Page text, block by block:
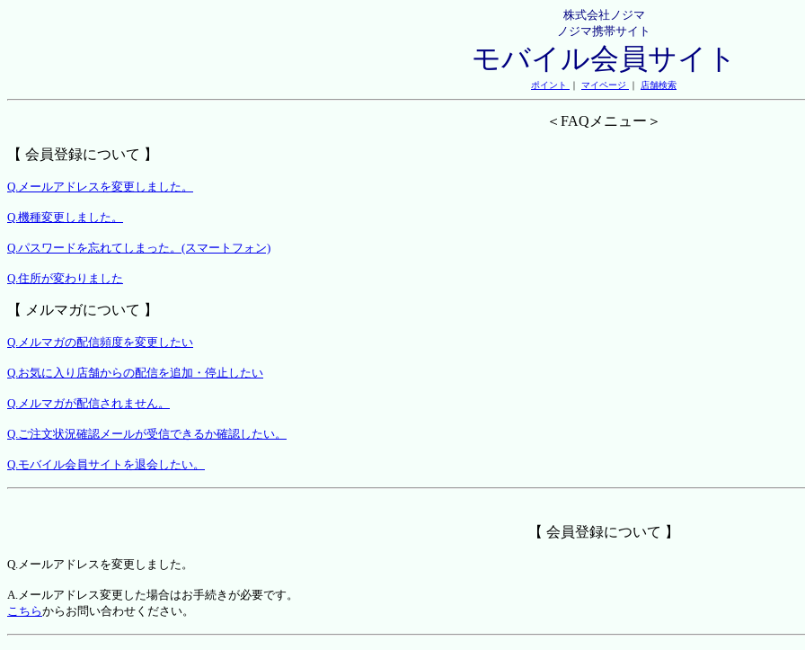
株式会社ノジマ
ノジマ携帯サイト
モバイル会員サイト
ポイント ｜ マイページ ｜ 店舗検索
＜FAQメニュー＞
【 会員登録について 】
Q.メールアドレスを変更しました。
Q.機種変更しました。
Q.パスワードを忘れてしまった。(スマートフォン)
Q.住所が変わりました
【 メルマガについて 】
Q.メルマガの配信頻度を変更したい
Q.お気に入り店舗からの配信を追加・停止したい
Q.メルマガが配信されません。
Q.ご注文状況確認メールが受信できるか確認したい。
Q.モバイル会員サイトを退会したい。
【 会員登録について 】
Q.メールアドレスを変更しました。
A.メールアドレス変更した場合はお手続きが必要です。
こちらからお問い合わせください。